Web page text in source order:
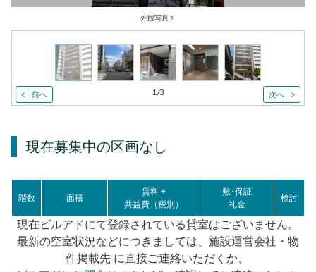
外観写真１
前へ 1/3 次へ
現在募集中の区画なし
階数 面積
賃料 +
共益費（税別）
敷･保証
礼金
検討
現在ビルアドにて登録されている貸室はございません。
最新の空室状況などにつきましては、施設運営会社・物
件掲載先 に直接ご連絡いただくか、